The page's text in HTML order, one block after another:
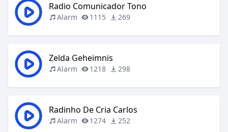
Radio Comunicador Tono
Alarm 1115 269
Zelda Geheimnis
Alarm 1218 298
Radinho De Cria Carlos
Alarm 1274 252